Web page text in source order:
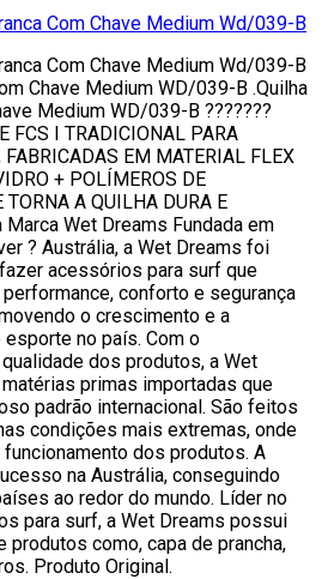
Com Chave Medium Wd/039-B
Com Chave Medium Wd/039-B
Chave Medium WD/039-B .Quilha
Medium WD/039-B ???????
FCS I TRADICIONAL PARA
FABRICADAS EM MATERIAL FLEX
+ POLÍMEROS DE
TORNA A QUILHA DURA E
Marca Wet Dreams Fundada em
? Austrália, a Wet Dreams foi
acessórios para surf que
conforto e segurança
o crescimento e a
no país. Com o
dos produtos, a Wet
primas importadas que
padrão internacional. São feitos
condições mais extremas, onde
dos produtos. A
na Austrália, conseguindo
ao redor do mundo. Líder no
para surf, a Wet Dreams possui
produtos como, capa de prancha,
Produto Original.